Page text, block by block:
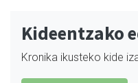
Kideentzako
Kronika ikusteko kide